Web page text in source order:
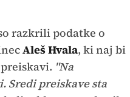
razkrili podatke o
Aleš Hvala, ki naj bi
"Na
Sredi preiskave sta